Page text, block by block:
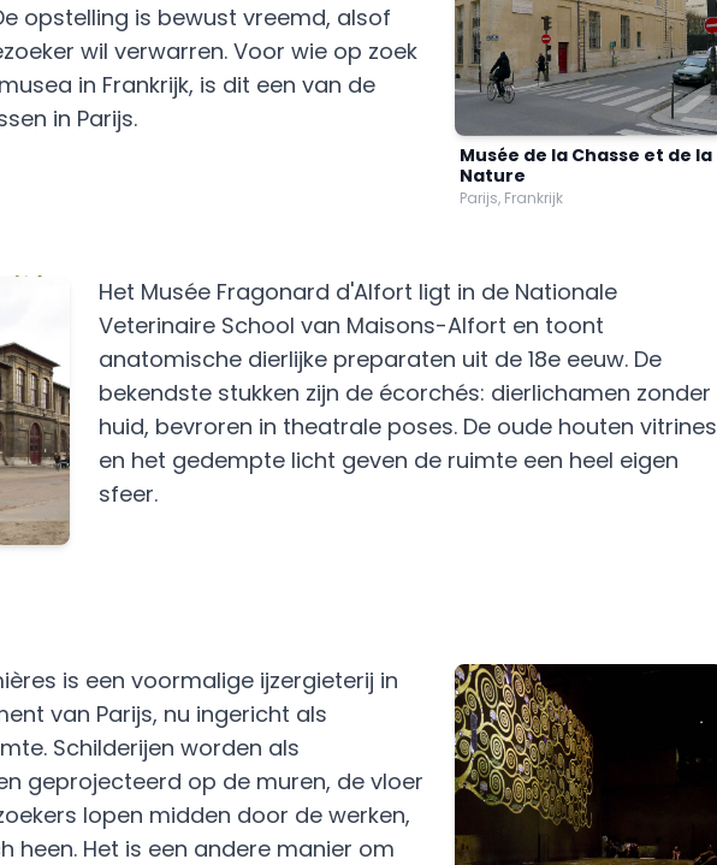
Musée de la Chasse et de la
Nature
Parijs, Frankrijk
opstelling is bewust vreemd, alsof
wil verwarren. Voor wie op zoek
in Frankrijk, is dit een van de
in Parijs.
Het Musée Fragonard d'Alfort ligt in de Nationale
Veterinaire School van Maisons-Alfort en toont
anatomische dierlijke preparaten uit de 18e eeuw. De
bekendste stukken zijn de écorchés: dierlichamen zonder
huid, bevroren in theatrale poses. De oude houten vitrines
en het gedempte licht geven de ruimte een heel eigen
sfeer.
is een voormalige ijzergieterij in
van Parijs, nu ingericht als
Schilderijen worden als
geprojecteerd op de muren, de vloer
lopen midden door de werken,
heen. Het is een andere manier om